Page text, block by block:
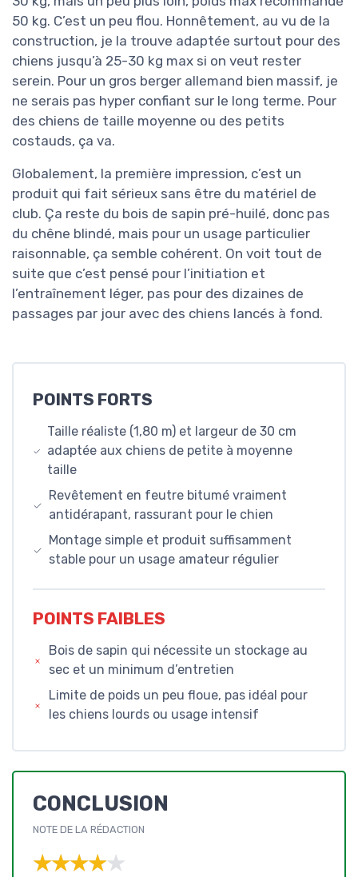
50 kg. C’est un peu flou. Honnêtement, au vu de la
construction, je la trouve adaptée surtout pour des
chiens jusqu’à 25-30 kg max si on veut rester
serein. Pour un gros berger allemand bien massif, je
ne serais pas hyper confiant sur le long terme. Pour
des chiens de taille moyenne ou des petits
costauds, ça va.
Globalement, la première impression, c’est un
produit qui fait sérieux sans être du matériel de
club. Ça reste du bois de sapin pré-huilé, donc pas
du chêne blindé, mais pour un usage particulier
raisonnable, ça semble cohérent. On voit tout de
suite que c’est pensé pour l’initiation et
l’entraînement léger, pas pour des dizaines de
passages par jour avec des chiens lancés à fond.
POINTS FORTS
Taille réaliste (1,80 m) et largeur de 30 cm
adaptée aux chiens de petite à moyenne
taille
Revêtement en feutre bitumé vraiment
antidérapant, rassurant pour le chien
Montage simple et produit suffisamment
stable pour un usage amateur régulier
POINTS FAIBLES
Bois de sapin qui nécessite un stockage au
sec et un minimum d’entretien
Limite de poids un peu floue, pas idéal pour
les chiens lourds ou usage intensif
CONCLUSION
NOTE DE LA RÉDACTION
★★★★★
★★★★★